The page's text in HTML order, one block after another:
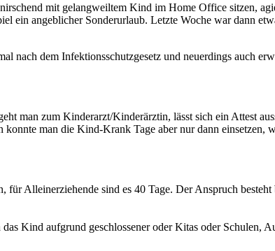
mit gelangweiltem Kind im Home Office sitzen,
ein angeblicher Sonderurlaub. Letzte Woche war dann
nach dem Infektionsschutzgesetz und neuerdings auch
man zum Kinderarzt/Kinderärztin, lässt sich ein Attest
man die Kind-Krank Tage aber nur dann einsetzen,
Alleinerziehende sind es 40 Tage. Der Anspruch besteht
Kind aufgrund geschlossener oder Kitas oder Schulen,